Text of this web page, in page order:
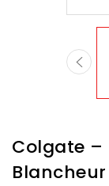
Colgate –
Blancheur